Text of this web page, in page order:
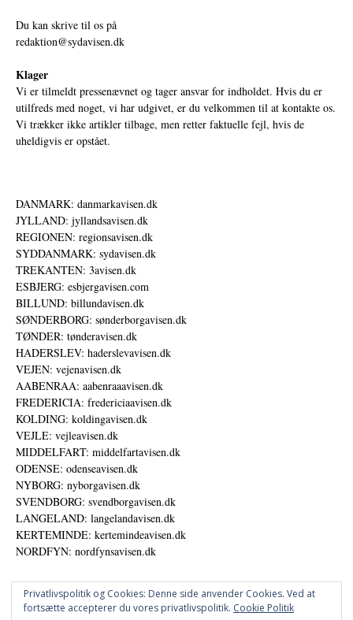
Du kan skrive til os på
redaktion@sydavisen.dk
Klager
Vi er tilmeldt pressenævnet og tager ansvar for indholdet. Hvis du er
utilfreds med noget, vi har udgivet, er du velkommen til at kontakte os.
Vi trækker ikke artikler tilbage, men retter faktuelle fejl, hvis de
uheldigvis er opstået.
DANMARK: danmarkavisen.dk
JYLLAND: jyllandsavisen.dk
REGIONEN: regionsavisen.dk
SYDDANMARK: sydavisen.dk
TREKANTEN: 3avisen.dk
ESBJERG: esbjergavisen.com
BILLUND: billundavisen.dk
SØNDERBORG: sønderborgavisen.dk
TØNDER: tønderavisen.dk
HADERSLEV: haderslevavisen.dk
VEJEN: vejenavisen.dk
AABENRAA: aabenraaavisen.dk
FREDERICIA: fredericiaavisen.dk
KOLDING: koldingavisen.dk
VEJLE: vejleavisen.dk
MIDDELFART: middelfartavisen.dk
ODENSE: odenseavisen.dk
NYBORG: nyborgavisen.dk
SVENDBORG: svendborgavisen.dk
LANGELAND: langelandavisen.dk
KERTEMINDE: kertemindeavisen.dk
NORDFYN: nordfynsavisen.dk
Privatlivspolitik og Cookies: Denne side anvender Cookies. Ved at
fortsætte accepterer du vores privatlivspolitik. Cookie Politik